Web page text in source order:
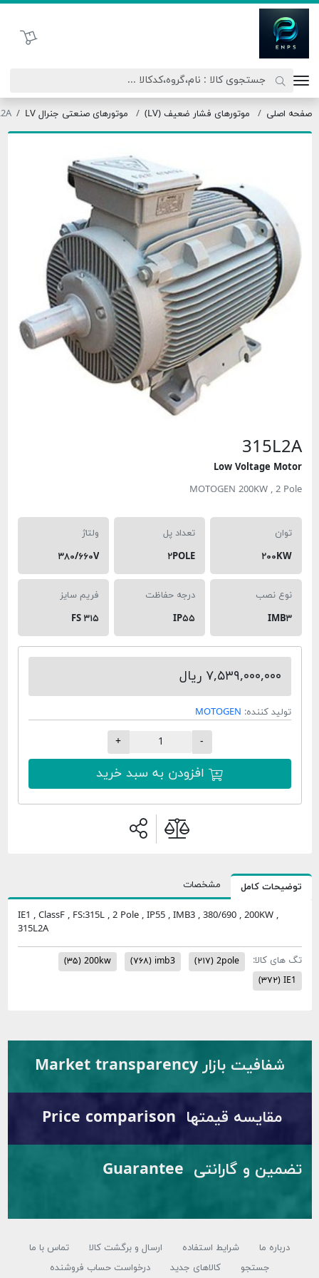
سبد خرید
اصلی موتورهای فشار ضعیف (LV) موتورهای صنعتی جنرال LV
Low Voltage
MOTOGEN 200KW , 2
۲۰۰KW
تعداد پل
۲POLE
۳۸۰/۶۶۰V
نوع نصب
IMB۳
درجه حفاظت
IP۵۵
فریم سایز
FS ۳۱۵
۷,۵۳۹,۰۰۰,۰۰۰ ریال
تولید کننده: MOTOGEN
افزودن به سبد خرید
کامل مشخصات
IE1 , ClassF , FS:315L , 2 Pole , IP55 , IMB3 , 380/690 , 200KW ,
315L2A
های کالا: 2pole (۲۱۷) imb3 (۷۶۸) 200kw (۳۵)
(۳۷۲)
شفافیت بازار Market transparency
مقایسه قیمتها Price comparison
تضمین و گارانتی Guarantee
درباره ما شرایط استفاده ارسال و برگشت کالا
تماس با ما
جستجو
کالاهای جدید درخواست حساب فروشنده